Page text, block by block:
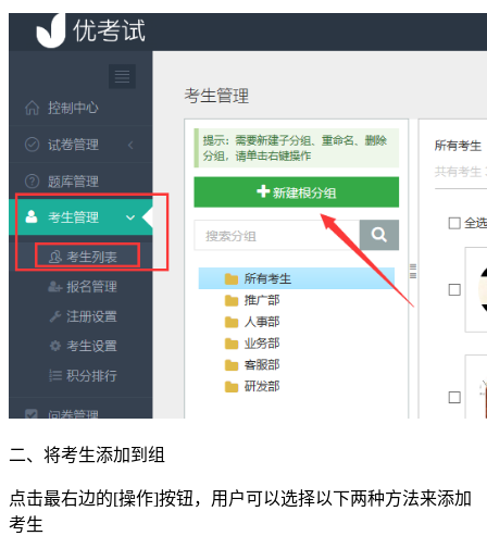
二、将考生添加到组
点击最右边的[操作]按钮，用户可以选择以下两种方法来添加
考生